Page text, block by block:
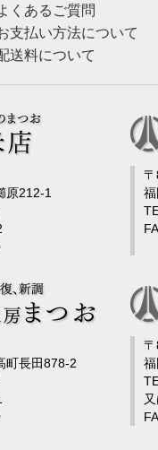
くあるご質問
支払い方法について
送料について
原212-1
町長田878-2